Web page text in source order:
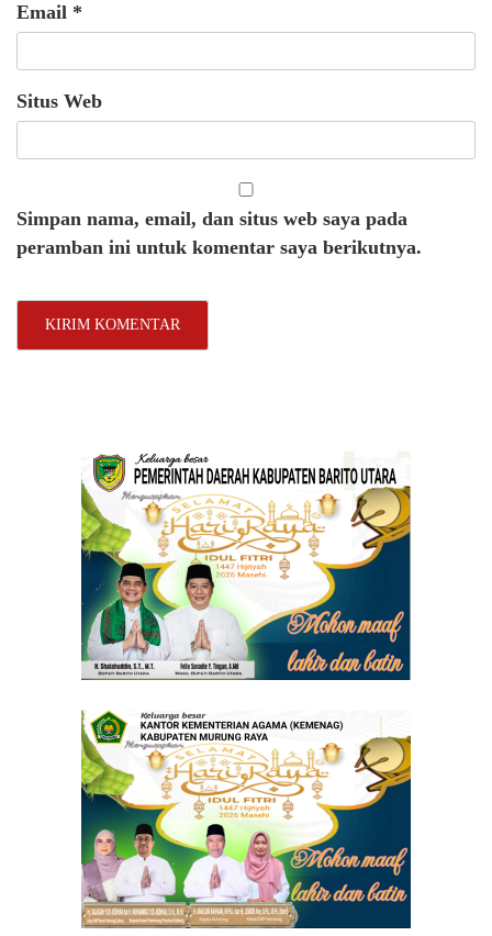
Email *
Situs Web
Simpan nama, email, dan situs web saya pada
peramban ini untuk komentar saya berikutnya.